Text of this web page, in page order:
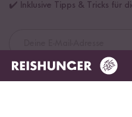
✔️ Inklusive Tipps & Tricks für
Jetzt
*Das Digitale Rezeptbuch wird dir nach